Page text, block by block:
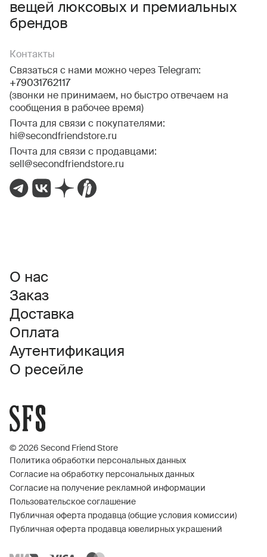
вещей люксовых и премиальных
брендов
Контакты
Связаться с нами можно через Telegram:
+79031762117
(звонки не принимаем, но быстро отвечаем на
сообщения в рабочее время)
Почта для связи с покупателями:
hi@secondfriendstore.ru
Почта для связи с продавцами:
sell@secondfriendstore.ru
О нас
Заказ
Доставка
Оплата
Аутентификация
О ресейле
© 2026 Second Friend Store
Политика обработки персональных данных
Согласие на обработку персональных данных
Согласие на получение рекламной информации
Пользовательское соглашение
Публичная оферта продавца (общие условия комиссии)
Публичная оферта продавца ювелирных украшений